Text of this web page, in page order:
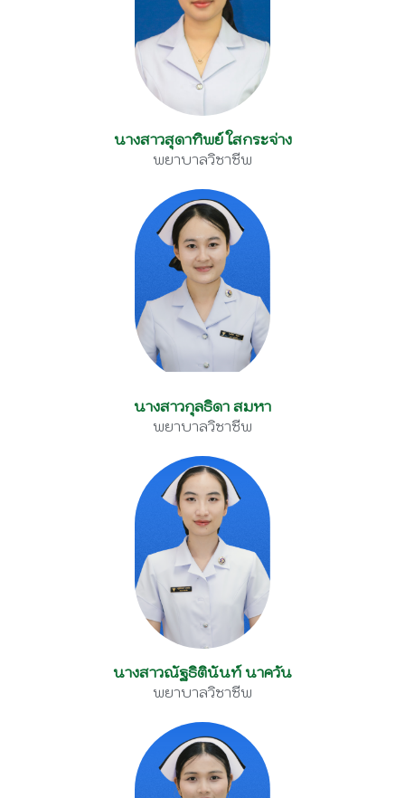
นางสาวสุดาทิพย์ ใสกระจ่าง
พยาบาลวิชาชีพ
นางสาวกุลธิดา สมหา
พยาบาลวิชาชีพ
นางสาวณัฐธิตินันท์ นาควัน
พยาบาลวิชาชีพ